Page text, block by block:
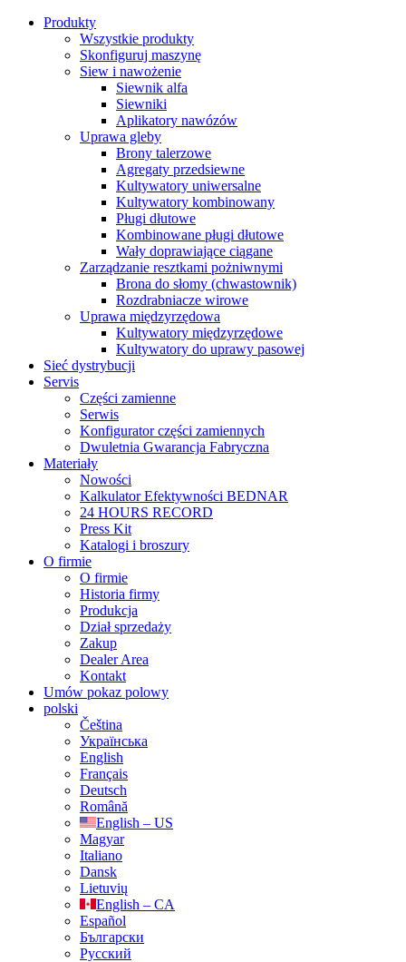
Produkty
Wszystkie produkty
Skonfiguruj maszynę
Siew i nawożenie
Siewnik alfa
Siewniki
Aplikatory nawózów
Uprawa gleby
Brony talerzowe
Agregaty przedsiewne
Kultywatory uniwersalne
Kultywatory kombinowany
Pługi dłutowe
Kombinowane pługi dłutowe
Wały doprawiające ciągane
Zarządzanie resztkami pożniwnymi
Brona do słomy (chwastownik)
Rozdrabniacze wirowe
Uprawa międzyrzędowa
Kultywatory międzyrzędowe
Kultywatory do uprawy pasowej
Sieć dystrybucji
Servis
Części zamienne
Serwis
Konfigurator części zamiennych
Dwuletnia Gwarancja Fabryczna
Materiały
Nowości
Kalkulator Efektywności BEDNAR
24 HOURS RECORD
Press Kit
Katalogi i broszury
O firmie
O firmie
Historia firmy
Produkcja
Dział sprzedaży
Zakup
Dealer Area
Kontakt
Umów pokaz polowy
polski
Čeština
Українська
English
Français
Deutsch
Română
English – US
Magyar
Italiano
Dansk
Lietuvių
English – CA
Español
Български
Русский